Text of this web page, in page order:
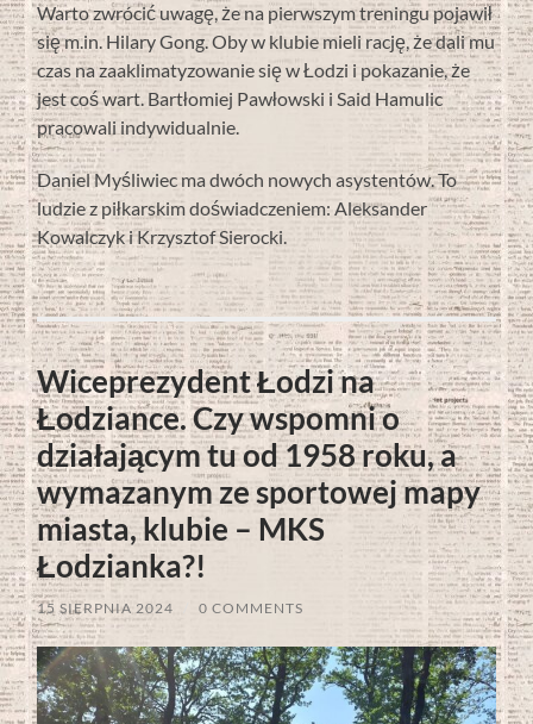
Warto zwrócić uwagę, że na pierwszym treningu pojawił
się m.in. Hilary Gong. Oby w klubie mieli rację, że dali mu
czas na zaaklimatyzowanie się w Łodzi i pokazanie, że
jest coś wart. Bartłomiej Pawłowski i Said Hamulic
pracowali indywidualnie.
Daniel Myśliwiec ma dwóch nowych asystentów. To
ludzie z piłkarskim doświadczeniem: Aleksander
Kowalczyk i Krzysztof Sierocki.
Wiceprezydent Łodzi na
Łodziance. Czy wspomni o
działającym tu od 1958 roku, a
wymazanym ze sportowej mapy
miasta, klubie – MKS
Łodzianka?!
15 SIERPNIA 2024 0 COMMENTS